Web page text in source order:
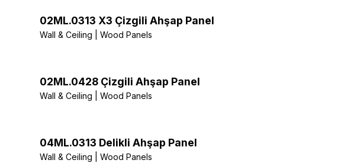
02ML.0313 X3 Çizgili Ahşap Panel
Wall & Ceiling | Wood Panels
02ML.0428 Çizgili Ahşap Panel
Wall & Ceiling | Wood Panels
04ML.0313 Delikli Ahşap Panel
Wall & Ceiling | Wood Panels